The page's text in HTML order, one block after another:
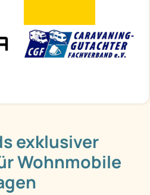
exklusiver
Wohnmobile